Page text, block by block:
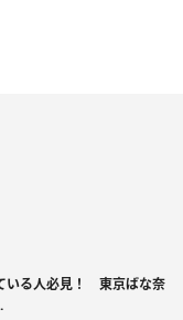
いる人必見！ 東京ばな奈